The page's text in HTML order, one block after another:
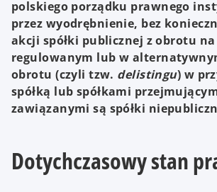
polskiego porządku prawnego
przez wyodrębnienie, bez
akcji spółki publicznej z obrotu
regulowanym lub w
obrotu (czyli tzw. delistingu) w
spółką lub spółkami
zawiązanymi są spółki
Dotychczasowy stan